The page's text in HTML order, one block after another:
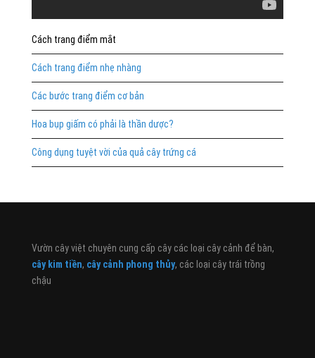
Cách trang điểm mắt
Cách trang điểm nhẹ nhàng
Các bước trang điểm cơ bản
Hoa bụp giấm có phải là thần dược?
Công dụng tuyệt vời của quả cây trứng cá
Vườn cây việt chuyên cung cấp cây các loại cây cảnh để bàn,
cây kim tiền, cây cảnh phong thủy, các loại cây trái trồng
chậu